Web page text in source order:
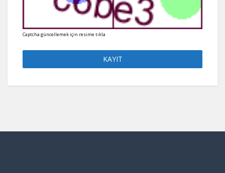
Captcha güncellemek için resime tıkla